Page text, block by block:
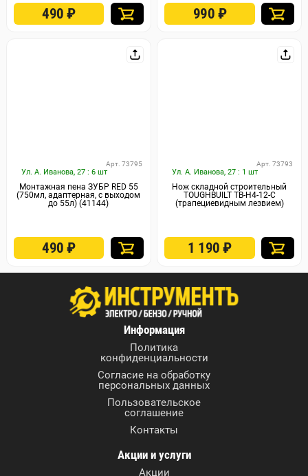
490₽ 990 ₽
Ул. А. Иванова, 27 : 6 шт
Арт. 73795
Монтажная пена ЗУБР RED 55
(750мл, адаптерная, с выходом
до 55л) (41144)
490₽
Ул. А. Иванова, 27 : 1 шт
Арт. 73793
Нож складной строительный
TOUGHBUILT TB-H4-12-C
(трапециевидным лезвием)
1 190₽
Арт. 73817
Ул. А. Иванова, 27 : 1 шт